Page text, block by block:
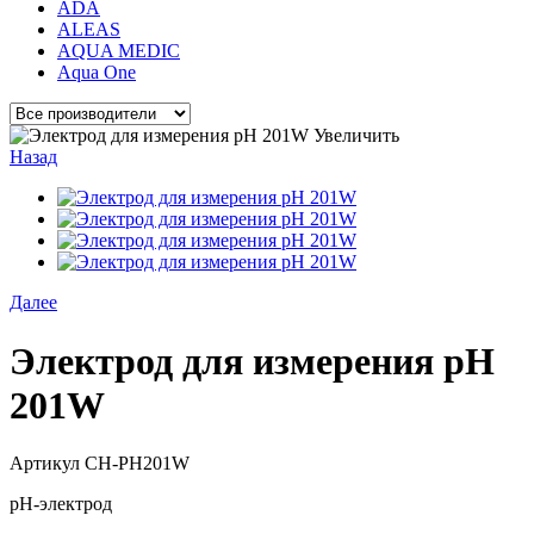
ADA
ALEAS
AQUA MEDIC
Aqua One
Увеличить
Назад
Далее
Электрод для измерения pH
201W
Артикул CH-PH201W
pH-электрод